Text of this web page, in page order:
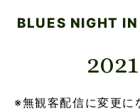
BLUES NIGHT
※無観客配信に変更に